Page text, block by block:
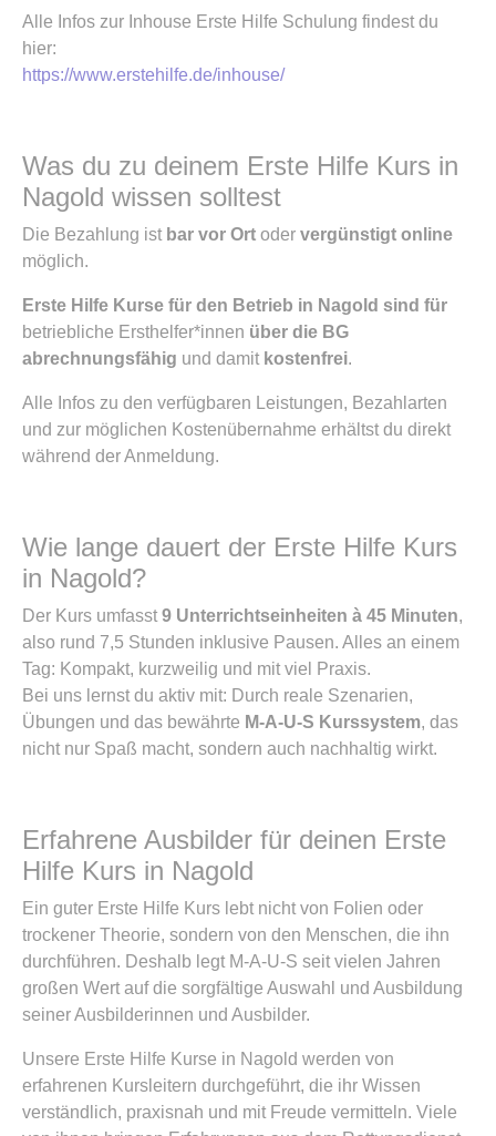
Alle Infos zur Inhouse Erste Hilfe Schulung findest du
hier:
https://www.erstehilfe.de/inhouse/
Was du zu deinem Erste Hilfe Kurs in
Nagold wissen solltest
Die Bezahlung ist bar vor Ort oder vergünstigt online
möglich.
Erste Hilfe Kurse für den Betrieb in Nagold sind für
betriebliche Ersthelfer*innen über die BG
abrechnungsfähig und damit kostenfrei.
Alle Infos zu den verfügbaren Leistungen, Bezahlarten
und zur möglichen Kostenübernahme erhältst du direkt
während der Anmeldung.
Wie lange dauert der Erste Hilfe Kurs
in Nagold?
Der Kurs umfasst 9 Unterrichtseinheiten à 45 Minuten,
also rund 7,5 Stunden inklusive Pausen. Alles an einem
Tag: Kompakt, kurzweilig und mit viel Praxis.
Bei uns lernst du aktiv mit: Durch reale Szenarien,
Übungen und das bewährte M-A-U-S Kurssystem, das
nicht nur Spaß macht, sondern auch nachhaltig wirkt.
Erfahrene Ausbilder für deinen Erste
Hilfe Kurs in Nagold
Ein guter Erste Hilfe Kurs lebt nicht von Folien oder
trockener Theorie, sondern von den Menschen, die ihn
durchführen. Deshalb legt M-A-U-S seit vielen Jahren
großen Wert auf die sorgfältige Auswahl und Ausbildung
seiner Ausbilderinnen und Ausbilder.
Unsere Erste Hilfe Kurse in Nagold werden von
erfahrenen Kursleitern durchgeführt, die ihr Wissen
verständlich, praxisnah und mit Freude vermitteln. Viele